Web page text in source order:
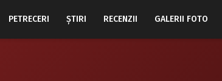
PETRECERI ŞTIRI RECENZII GALERII FOTO